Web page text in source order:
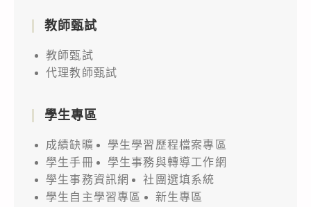
教師甄試
教師甄試
代理教師甄試
學生專區
成績缺曠
學生學習歷程檔案專區
學生手冊
學生事務與轉導工作網
學生事務資訊網
社團選填系統
學生自主學習專區
新生專區